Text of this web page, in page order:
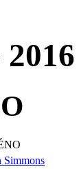
Simmons